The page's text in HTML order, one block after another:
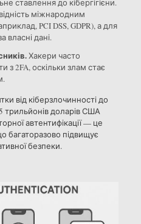
міжнародним
PCI DSS, GDPR), а для
власні дані.
Хакери часто
з 2FA, оскільки злам стає
від кіберзлочинності до
трильйонів доларів США
автентифікації — це
багаторазово підвищує
безпеки.